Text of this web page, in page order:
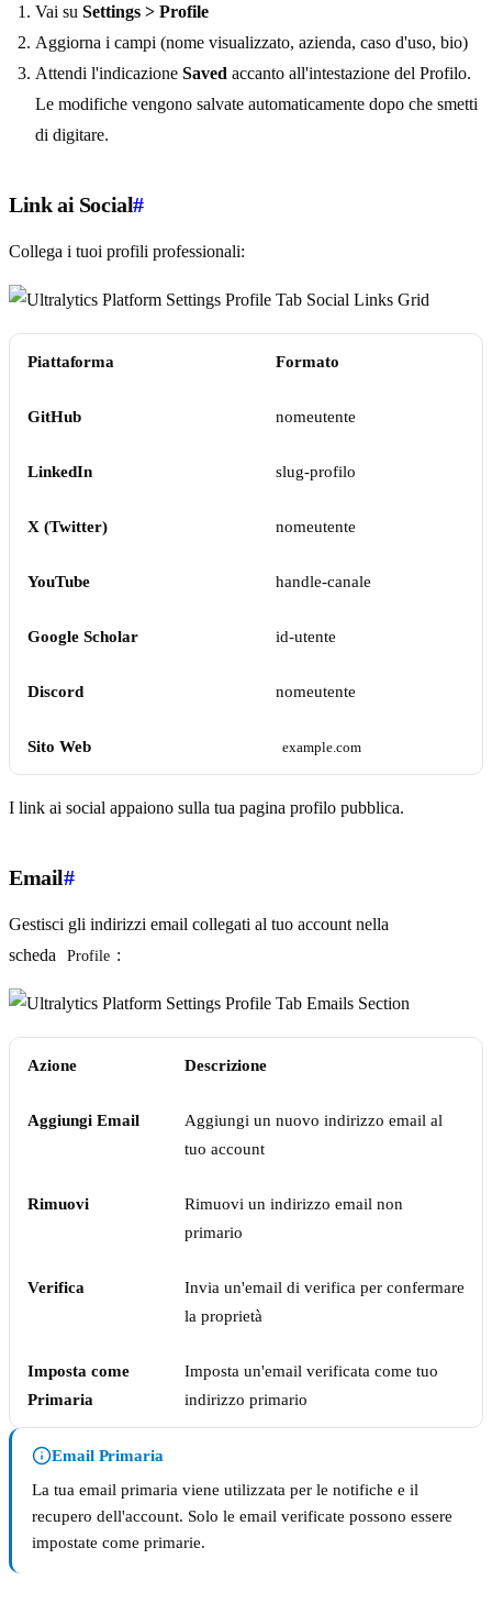
Vai su Settings > Profile
Aggiorna i campi (nome visualizzato, azienda, caso d'uso, bio)
Attendi l'indicazione Saved accanto all'intestazione del Profilo.
Le modifiche vengono salvate automaticamente dopo che smetti
di digitare.
Link ai Social#
Collega i tuoi profili professionali:
Piattaforma Formato
GitHub nomeutente
LinkedIn slug-profilo
X (Twitter) nomeutente
YouTube handle-canale
Google Scholar id-utente
Discord nomeutente
Sito Web example.com
I link ai social appaiono sulla tua pagina profilo pubblica.
Email#
Gestisci gli indirizzi email collegati al tuo account nella
scheda
Profile :
Azione Descrizione
Aggiungi Email
Aggiungi un nuovo indirizzo email al
tuo account
Rimuovi
Rimuovi un indirizzo email non
primario
Verifica
Invia un'email di verifica per confermare
la proprietà
Imposta come
Primaria
Imposta un'email verificata come tuo
indirizzo primario
Email Primaria
La tua email primaria viene utilizzata per le notifiche e il
recupero dell'account. Solo le email verificate possono essere
impostate come primarie.